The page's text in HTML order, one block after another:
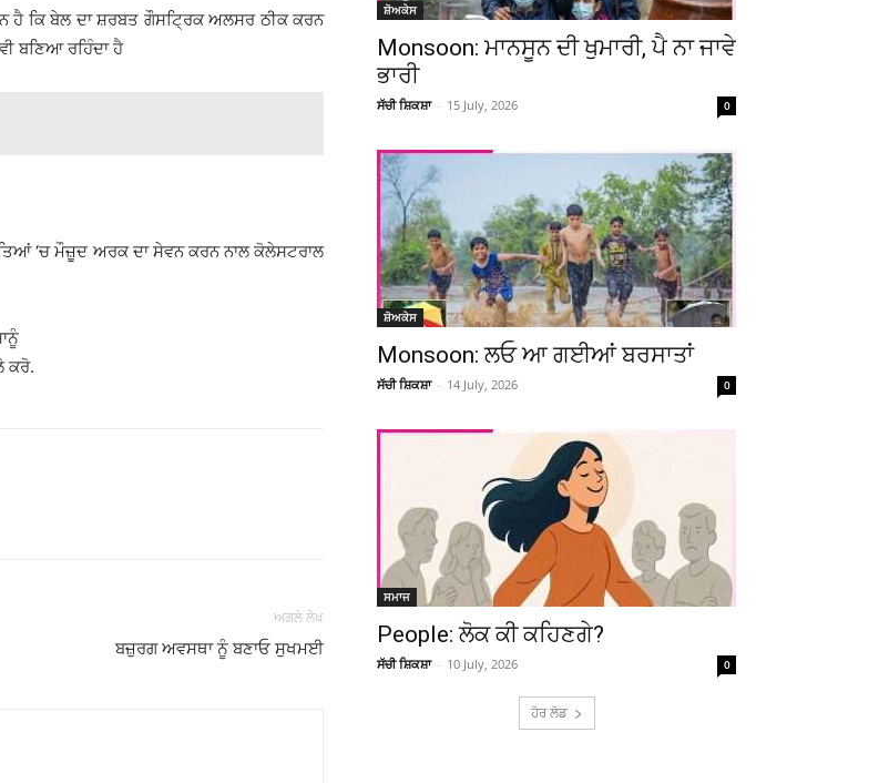
ਹੈ ਕਿ ਬੇਲ ਦਾ ਸ਼ਰਬਤ ਗੌਸਟ੍ਰਿਕ ਅਲਸਰ ਠੀਕ ਕਰਨ
ਬਣਿਆ ਰਹਿੰਦਾ ਹੈ
‘ਚ ਮੌਜ਼ੂਦ ਅਰਕ ਦਾ ਸੇਵਨ ਕਰਨ ਨਾਲ ਕੋਲੇਸਟਰਾਲ
ਕਰੋ.
Telegram Copy URL
ਅਗਲੇ ਲੇਖ
ਬਜ਼ੁਰਗ ਅਵਸਥਾ ਨੂੰ ਬਣਾਓ ਸੁਖਮਈ
ਸ਼ੋਅਕੇਸ
Monsoon: ਮਾਨਸੂਨ ਦੀ ਖੁਮਾਰੀ, ਪੈ ਨਾ ਜਾਵੇ
ਭਾਰੀ
ਸੱਚੀ ਸ਼ਿਕਸ਼ਾ - 15 July, 2026 0
ਸ਼ੋਅਕੇਸ
Monsoon: ਲਓ ਆ ਗਈਆਂ ਬਰਸਾਤਾਂ
ਸੱਚੀ ਸ਼ਿਕਸ਼ਾ - 14 July, 2026 0
ਸਮਾਜ
People: ਲੋਕ ਕੀ ਕਹਿਣਗੇ?
ਸੱਚੀ ਸ਼ਿਕਸ਼ਾ - 10 July, 2026 0
ਹੋਰ ਲੋਡ